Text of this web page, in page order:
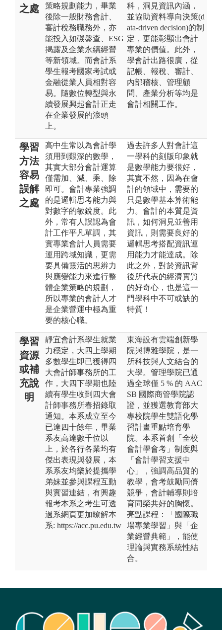
之處
策略規劃能力，畢業
後除一般財務會計、
審計稅務職務外，亦
能投入如碳盤查、ESG
揭露及企業永續經營
等新領域。而會計系
學生報考國家考試或
金融從業人員相對容
易。隨數位轉型與永
續發展興起會計正走
在企業發展的浪頭
上。
科，洞見資訊內涵，
並協助資料導向決策(d
ata-driven decision)的制
定，更能彰顯出會計
專業的價值。此外，
學會計出路很廣，從
記帳、報稅、審計、
內部稽核、管理顧
問、產業分析等均是
會計相關工作。
學習
方法
容易
誤解
之處
高中生常以為會計學
須用到艱深的數學，
其實大部分會計運算
僅需加、減、乘、除
即可。會計專業強調
的是邏輯思考能力與
對數字的敏銳度。此
外，常有人誤認為會
計工作平凡單調，其
實專業會計人員需要
運用跨域知識，更需
要具備靈活的思辨力
與應變能力來進行整
體企業策略的規劃，
所以專業的會計人才
是企業營運中極為重
要的核心職。
過去許多人對會計這
一學科的刻版印象就
是數學能力要很好，
其實不然，因為在會
計的領域中，需要的
只是數學基本算術能
力。會計的本質是資
訊，如何洞見並善用
資訊，則需要良好的
邏輯思考搭配資訊運
用能力才能達成。除
此之外，對於資訊背
後所代表的經濟實質
的好奇心，也是這一
門學科中不可或缺的
特質！
學習
資源
或補
充說
明
靜宜會計系學生就業
力穩定，大四上學期
多數學生即已獲得四
大會計師事務所的工
作，大四下學期也陸
續有學生收到四大會
計師事務所春招錄取
通知。本系成立至今
已達四十餘年，畢業
系友高達數千位以
上，於各行各業均有
傑出表現與發展，本
系系友均樂於提攜學
弟妹並參與課程互動
與實習連結，有興趣
報考本系之考生可透
過系網頁更加瞭解本
系: https://acc.pu.edu.tw
東海設有雲端創新學
院與博雅學院，是一
所科技與人文結合的
大學。管理學院已通
過全球僅 5 % 的 AAC
SB 國際商管學院認
證，並獲選教育部大
專校院學生雙語化學
習計畫重點培育學
院。本系首創「全校
會計學會考」制度與
「會計學習支援中
心」，強調高品質的
教學，會考鼓勵同儕
競爭，會計輔導則培
育同榮共好的胸懷。
亮點課程：「國際職
場專業學習」與「企
業經營典範」，能使
理論與實務系統性結
合。